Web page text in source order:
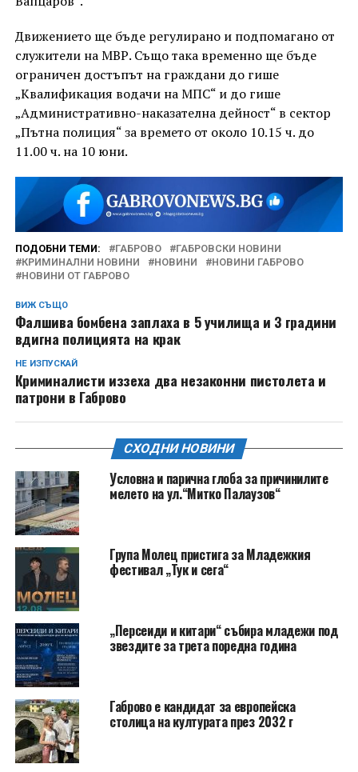
Движението ще бъде регулирано и подпомагано от
служители на МВР. Също така временно ще бъде
ограничен достъпът на граждани до гише
„Квалификация водачи на МПС“ и до гише
„Административно-наказателна дейност“ в сектор
„Пътна полиция“ за времето от около 10.15 ч. до
11.00 ч. на 10 юни.
ПОДОБНИ ТЕМИ: ГАБРОВО
ГАБРОВСКИ НОВИНИ
КРИМИНАЛНИ НОВИНИ
НОВИНИ
НОВИНИ ГАБРОВО
НОВИНИ ОТ ГАБРОВО
ВИЖ СЪЩО
Фалшива бомбена заплаха в 5 училища и 3 градини
вдигна полицията на крак
НЕ ИЗПУСКАЙ
Криминалисти иззеха два незаконни пистолета и
патрони в Габрово
СХОДНИ НОВИНИ
Условна и парична глоба за причинилите
мелето на ул.“Митко Палаузов“
Група Молец пристига за Младежкия
фестивал „Тук и сега“
„Персеиди и китари“ събира младежи под
звездите за трета поредна година
Габрово е кандидат за европейска
столица на културата през 2032 г